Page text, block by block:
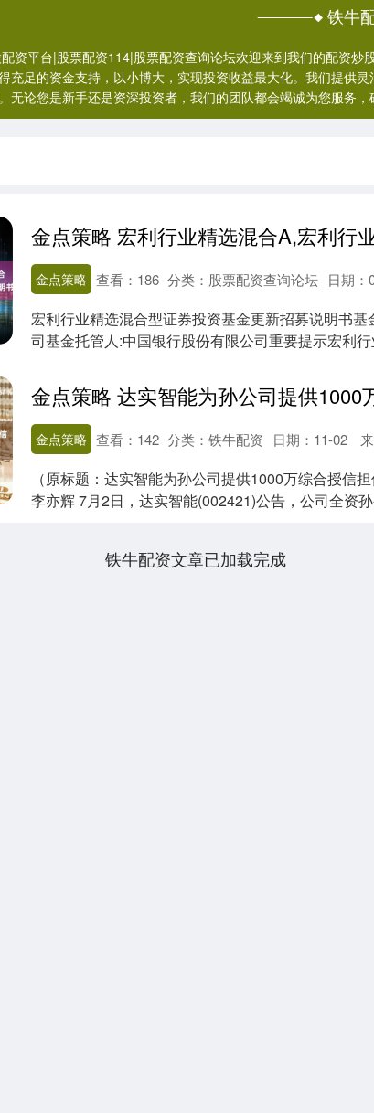
铁牛
资平台|股票配资114|股票配资查询论坛欢迎来到我们的配资
充足的资金支持，以小博大，实现投资收益最大化。我们提供
无论您是新手还是资深投资者，我们的团队都会竭诚为您服务
金点策略 日期：
查看： 186 分类： 股票配资查询论坛
宏利行业精选混合型证券投资基金更新招募说明书
司基金托管人:中国银行股份有限公司重要提示宏利
金点策略 日期：11-02
查看： 142 分类： 铁牛配资
（原标题：达实智能为孙公司提供1000万综合授信
李亦辉 7月2日，达实智能(002421)公告，公司全资
铁牛配资文章已加载完成